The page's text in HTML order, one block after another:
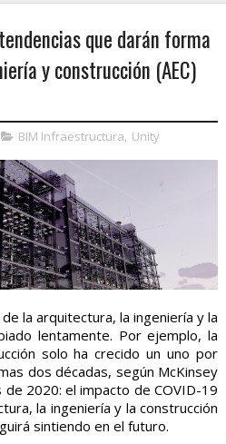
que darán forma
y construcción (AEC)
BIM Infraestructura, Unity
la arquitectura, la ingeniería y la
lentamente. Por ejemplo, la
solo ha crecido un uno por
dos décadas, según McKinsey
2020: el impacto de COVID-19
la ingeniería y la construcción
sintiendo en el futuro.